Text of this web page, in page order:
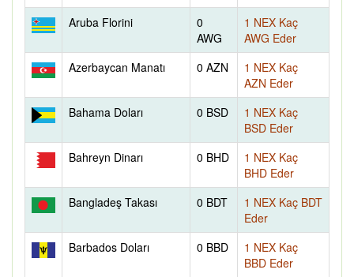
Aruba Florini
0
AWG
1 NEX Kaç
AWG Eder
Azerbaycan Manatı
0 AZN
1 NEX Kaç
AZN Eder
Bahama Doları
0 BSD
1 NEX Kaç
BSD Eder
Bahreyn Dinarı
0 BHD
1 NEX Kaç
BHD Eder
Bangladeş Takası
0 BDT
1 NEX Kaç BDT
Eder
Barbados Doları
0 BBD
1 NEX Kaç
BBD Eder